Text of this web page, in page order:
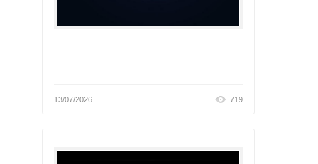
13/07/2026 719